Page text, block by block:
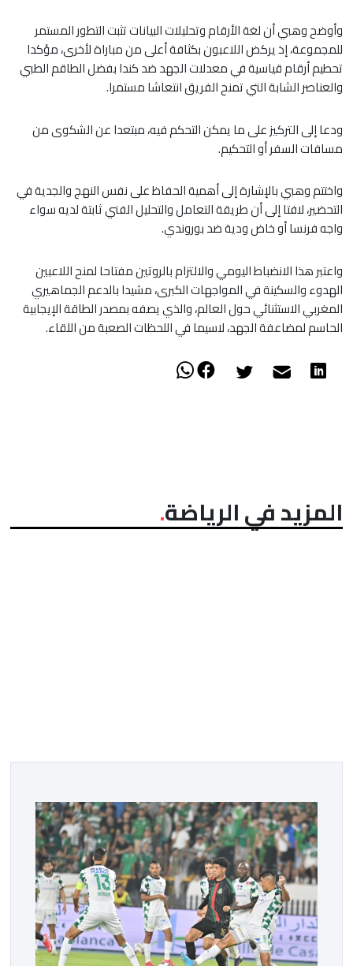
وأوضح وهبي أن لغة الأرقام وتحليلات البيانات تثبت التطور المستمر
للمجموعة، إذ يركض اللاعبون بكثافة أعلى من مباراة لأخرى، مؤكدا
تحطيم أرقام قياسية في معدلات الجهد ضد كندا بفضل الطاقم الطبي
والعناصر الشابة التي تمنح الفريق انتعاشا مستمرا.
ودعا إلى التركيز على ما يمكن التحكم فيه، مبتعدا عن الشكوى من
مسافات السفر أو التحكيم.
​واختتم وهبي بالإشارة إلى أهمية الحفاظ على نفس النهج والجدية في
التحضير، لافتا إلى أن طريقة التعامل والتحليل الفني ثابتة لديه سواء
واجه فرنسا أو خاض ودية ضد بوروندي.
واعتبر هذا الانضباط اليومي والالتزام بالروتين مفتاحا لمنح اللاعبين
الهدوء والسكينة في المواجهات الكبرى، مشيدا بالدعم الجماهيري
المغربي الاستثنائي حول العالم، والذي يصفه بمصدر الطاقة الإيجابية
الحاسم لمضاعفة الجهد، لاسيما في اللحظات الصعبة من اللقاء.
المزيد في الرياضة